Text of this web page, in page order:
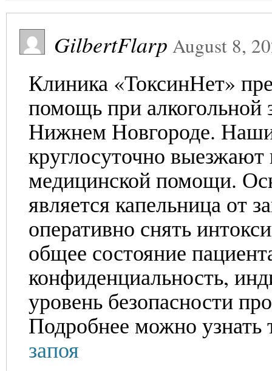
GilbertFlarp August 8,
Клиника «ТоксинНет»
помощь при алкогольной
Нижнем Новгороде.
круглосуточно выезжают
медицинской помощи.
является капельница от
оперативно снять
общее состояние
конфиденциальность,
уровень безопасности
Подробнее можно узнать
запоя